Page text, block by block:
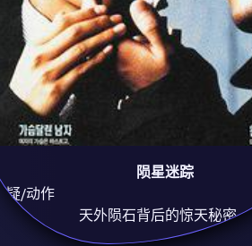
陨星迷踪
悬疑/动作
天外陨石背后的惊天秘密。